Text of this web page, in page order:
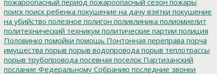
поиск поиск ребенка покушение на дачу взятки покушение
на убийство полезное полигон поликлиника полиомиелит
политехнический техникум политические партии полиция
Половинко помойки помощь Понтонная переправа порча
имущества порыв порыв водопровода порыв теплотрассы
порыв трубопровода посевная поселок Партизанский
послание Федеральному Собранию последние звонки